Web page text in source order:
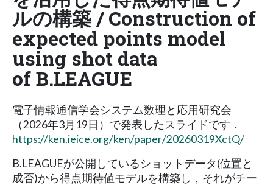
ルの構築 / Construction of
expected points model
using shot data
of B.LEAGUE
電子情報通信学会システム数理と応用研究会
（2026年3月19日）で発表したスライドです．
https://ken.ieice.org/ken/paper/20260319XctQ/
B.LEAGUEが公開しているショットデータ(位置と
成否)から得点期待値モデルを構築し，それがチー